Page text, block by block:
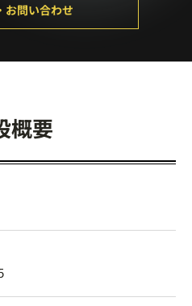
お問い合わせ
概要